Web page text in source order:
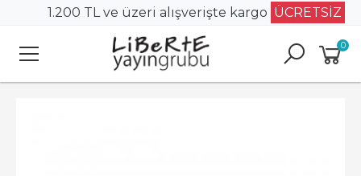
1.200 TL ve üzeri alışverişte kargo ÜCRETSİZ
0